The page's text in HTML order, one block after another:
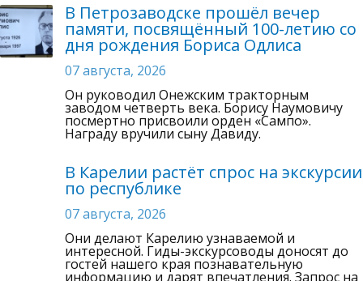
В Петрозаводске прошёл вечер
памяти, посвящённый 100-летию со
дня рождения Бориса Одлиса
07 августа, 2026
Он руководил Онежским тракторным
заводом четверть века. Борису Наумовичу
посмертно присвоили орден «Сампо».
Награду вручили сыну Давиду.
В Карелии растёт спрос на экскурсии
по республике
07 августа, 2026
Они делают Карелию узнаваемой и
интересной. Гиды-экскурсоводы доносят до
гостей нашего края познавательную
информацию и дарят впечатления. Запрос на